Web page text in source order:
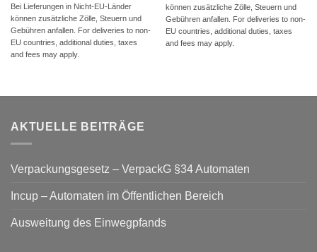
Bei Lieferungen in Nicht-EU-Länder
können zusätzliche Zölle, Steuern und
Gebühren anfallen. For deliveries to non-
EU countries, additional duties, taxes
and fees may apply.
können zusätzliche Zölle, Steuern und
Gebühren anfallen. For deliveries to non-
EU countries, additional duties, taxes
and fees may apply.
AKTUELLE BEITRÄGE
Verpackungsgesetz – VerpackG §34 Automaten
Incup – Automaten im Öffentlichen Bereich
Ausweitung des Einwegpfands